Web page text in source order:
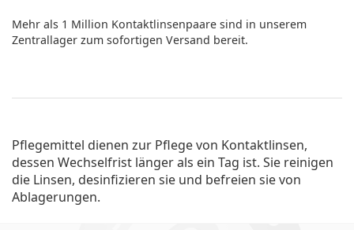
Mehr als 1 Million Kontaktlinsenpaare sind in unserem
Zentrallager zum sofortigen Versand bereit.
Pflegemittel dienen zur Pflege von Kontaktlinsen,
dessen Wechselfrist länger als ein Tag ist. Sie reinigen
die Linsen, desinfizieren sie und befreien sie von
Ablagerungen.